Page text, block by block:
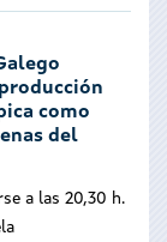
como
del
a las 20,30 h.